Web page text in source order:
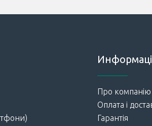
Про компанію
Оплата і
Гарантія